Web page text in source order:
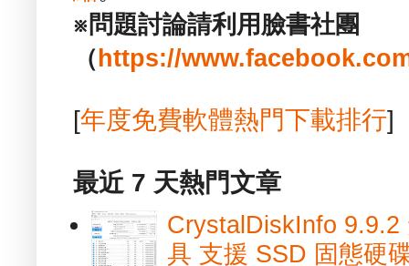
※問題討論請利用臉書社團
（ https://
[年度免費軟體熱門下載排行]
最近 7 天熱門文章
CrystalDiskInfo 9.9.2
具 支援 SSD 固態硬